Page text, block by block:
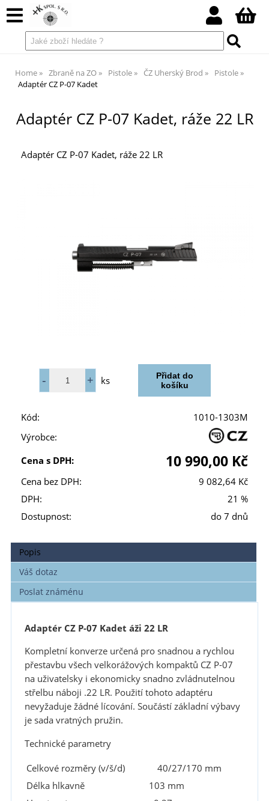
Home Zbraně na ZO Pistole ČZ Uherský Brod
Pistole
Adaptér CZ P-07 Kadet
Adaptér CZ P-07 Kadet, ráže 22 LR
Adaptér CZ P-07 Kadet, ráže 22 LR
ks
Kód:
1010-1303M
Výrobce:
Cena s DPH:
10 990,00 Kč
Cena bez DPH:
9 082,64 Kč
DPH:
21 %
Dostupnost:
do 7 dnů
Popis
Váš dotaz
Poslat známénu
Adaptér CZ P-07 Kadet áži 22 LR
Kompletní konverze určená pro snadnou a rychlou
přestavbu všech velkorážových kompaktů CZ P-07
na uživatelsky i ekonomicky snadno zvládnutelnou
střelbu náboji .22 LR. Použití tohoto adaptéru
nevyžaduje žádné lícování. Součástí základní výbavy
je sada vratných pružin.
Technické parametry
Celkové rozměry (v/š/d)
40/27/170 mm
Délka hlkavně
103 mm